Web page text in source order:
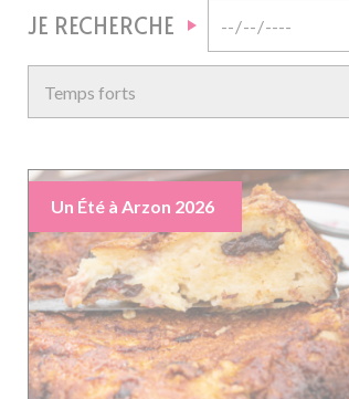
JE RECHERCHE
Un Été à Arzon 2026